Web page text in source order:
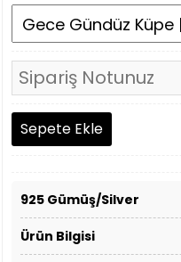
925 Gümüş/Silver
Ürün Bilgisi